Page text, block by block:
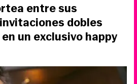
entre sus
dobles
un exclusivo happy